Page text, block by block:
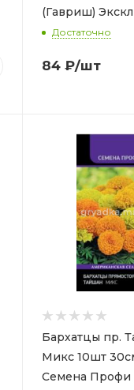
(Гавриш)
Достаточно
84₽/шт
Бархатцы пр.
Микс 10шт
Семена Профи